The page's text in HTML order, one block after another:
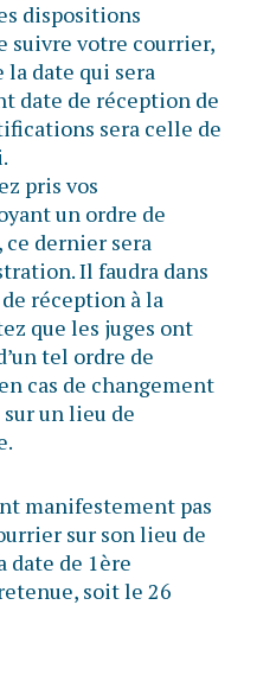
dispositions
suivre votre courrier,
la date qui sera
date de réception de
sera celle de
pris vos
un ordre de
dernier sera
Il faudra dans
réception à la
que les juges ont
tel ordre de
cas de changement
un lieu de
manifestement pas
sur son lieu de
date de 1ère
soit le 26